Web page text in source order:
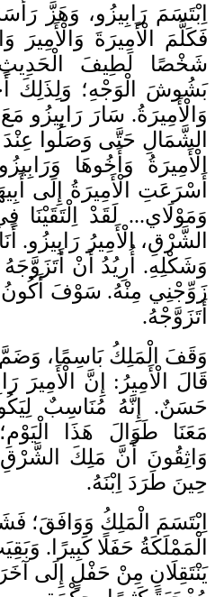
اِبْتَسَمَ رَابِيزُو، وَهَزَّ
فَكَلَّمَ الْأَمِيرَةَ وَالْأَمِيرَ
شَخْصًا لَطِيفَ
بَشُوشَ الْوَجْهِ؛ وَلِذَلِكَ
وَالْأَمِيرَةُ. سَارَ رَابِيزُو
الشَّمَالِ حَتَّى وَصَلُوا
الْأَمِيرَةُ وَأَخُوهَا
أَسْرَعَتِ الْأَمِيرَةُ إِلَى
وَمَوْلَاي... لَقَدْ
الشَّرْقِ، الْأَمِيرُ رَابِيزُو.
وَشَكْلِهِ. أُرِيُدُ أَنْ
زَوِّجْنِي مِنْهُ. سَوْفَ أَكُونُ
أَتَزَوَّجْهُ.
وَقَفَ الْمَلِكُ بَاسِمًا، وَضَمَّ
قَالَ الْأَمِيرُ: إِنَّ الْأَمِيرَ
حَسَنٌ. إِنَّهُ مُنَاسِبٌ
مَعَنَا طَوَالَ هَذَا
وَاثِقُونَ أَنَّ مَلِكَ الشَّرْقِ
حِينَ طَرَدَ اِبْنَهُ.
اِبْتَسَمَ الْمَلِكُ وَوَافَقَ؛
الْمَمْلَكَةُ حَفَلًا كَبِيرًا.
يَنْتَقِلَانِ مِنْ حَفْلٍ إِلَى